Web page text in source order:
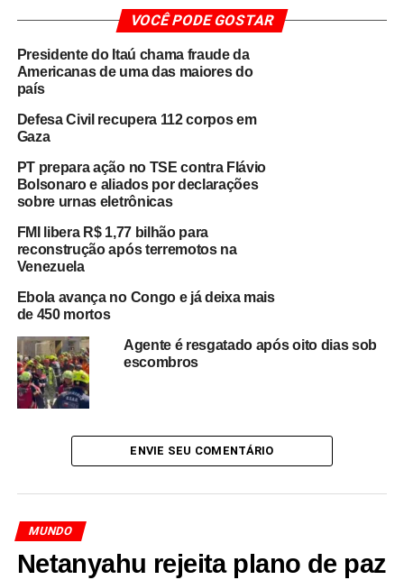
também são expressivos.As estimativas iniciais
apontam perdas materiais de aproximadamente US$
6,7 bilhões, o equivalente a cerca de R$ 34,75 bilhões
refletindo a devastação provocada pelos tremores em
humanitárias é a dificuldade para contabilizar o número
real de vítimas.Há receio de que o total de mortos e
devido à extensão dos danos, ao colapso de edificações
e às dificuldades enfrentadas pelas equipes de resgate
Enquanto os trabalhos de busca continuam, cresce a
mobilização internacional para ampliar o envio de ajuda
humanitária ao país.A prioridade das autoridades e
dos organismos internacionais é atender os
desabrigados, restabelecer serviços essenciais e
diante do cenário de destruição deixado pelos terremotos.
VOCÊ PODE GOSTAR
Presidente do Itaú chama fraude da
Americanas de uma das maiores do
país
Defesa Civil recupera 112 corpos em
Gaza
PT prepara ação no TSE contra Flávio
Bolsonaro e aliados por declarações
sobre urnas eletrônicas
FMI libera R$ 1,77 bilhão para
reconstrução após terremotos na
Venezuela
Ebola avança no Congo e já deixa mais
de 450 mortos
Agente é resgatado após oito dias sob
escombros
ENVIE SEU COMENTÁRIO
MUNDO
Netanyahu rejeita plano de paz